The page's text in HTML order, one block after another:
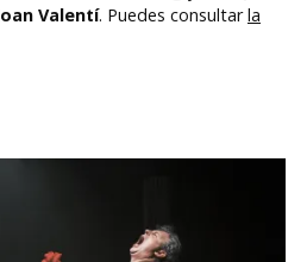
Valentí. Puedes consultarla